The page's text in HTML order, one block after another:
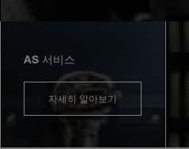
AS 서비스
자세히 알아보기